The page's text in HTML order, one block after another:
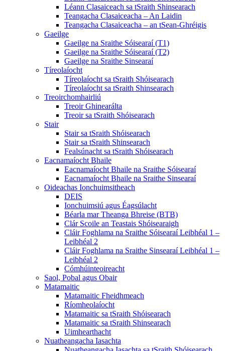
Léann Clasaiceach sa tSraith Shinsearach
Teangacha Clasaiceacha – An Laidin
Teangacha Clasaiceacha – an tSean-Ghréigis
Gaeilge
Gaeilge na Sraithe Sóisearaí (T1)
Gaeilge na Sraithe Sóisearaí (T2)
Gaeilge na Sraithe Sinsearaí
Tíreolaíocht
Tíreolaíocht sa tSraith Shóisearach
Tíreolaíocht sa tSraith Shinsearach
Treoirchomhairliú
Treoir Ghinearálta
Treoir sa tSraith Shóisearach
Stair
Stair sa tSraith Shóisearach
Stair sa tSraith Shinsearach
Fealsúnacht sa tSraith Shóisearach
Eacnamaíocht Bhaile
Eacnamaíocht Bhaile na Sraithe Sóisearaí
Eacnamaíocht Bhaile na Sraithe Sinsearaí
Oideachas Ionchuimsitheach
DEIS
Ionchuimsiú agus Éagsúlacht
Béarla mar Theanga Bhreise (BTB)
Clár Scoile an Teastais Shóisearaigh
Cláir Foghlama na Sraithe Sóisearaí Leibhéal 1 –
Leibhéal 2
Cláir Foghlama na Sraithe Sinsearaí Leibhéal 1 –
Leibhéal 2
Cómhúinteoireacht
Saol, Pobal agus Obair
Matamaitic
Matamaitic Fheidhmeach
Ríomheolaíocht
Matamaitic sa tSraith Shóisearach
Matamaitic sa tSraith Shinsearach
Uimhearthacht
Nuatheangacha Iasachta